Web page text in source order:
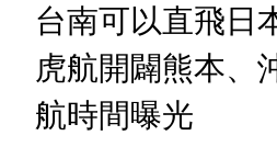
台南可以直飛日
虎航開闢熊本、
航時間曝光